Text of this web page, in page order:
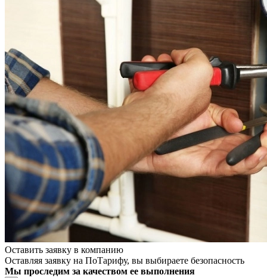
Оставить заявку в компанию
Оставляя заявку на ПоТарифу, вы выбираете безопасность
Мы проследим за качеством ее выполнения